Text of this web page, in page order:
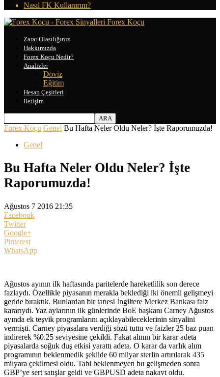
Nasıl FK Kullanırım?
Forex Koçu
Zarar Olasılığınız
Hakkımızda
Forex Koçu Nedir?
Analizler
Doviz
Eğitim
Hesap Çeşitleri
İletişim
Forex Koçu Genel Bu Hafta Neler Oldu Neler? İşte Raporumuzda!
Genel
Bu Hafta Neler Oldu Neler? İşte
Raporumuzda!
Ağustos 7 2016 21:35
Facebook
Twitter
Google+
Pinterest
WhatsApp
Ağustos ayının ilk haftasında paritelerde hareketlilik son derece
fazlaydı. Özellikle piyasanın merakla beklediği iki önemli gelişmeyi
geride bıraktık. Bunlardan bir tanesi İngiltere Merkez Bankası faiz
kararıydı. Yaz aylarının ilk günlerinde BoE başkanı Carney Ağustos
ayında ek teşvik programlarını açıklayabileceklerinin sinyalini
vermişti. Carney piyasalara verdiği sözü tuttu ve faizler 25 baz puan
indirerek %0.25 seviyesine çekildi. Fakat alının bir karar adeta
piyasalarda soğuk duş etkisi yarattı adeta. O karar da varlık alım
programının beklenmedik şekilde 60 milyar sterlin artırılarak 435
milyara çekilmesi oldu. Tabi beklenmeyen bu gelişmeden sonra
GBP’ye sert satışlar geldi ve GBPUSD adeta nakavt oldu.